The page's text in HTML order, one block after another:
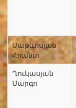
Մաթևոսյան
Հրանտ
Ղուկասյան
Մարգո